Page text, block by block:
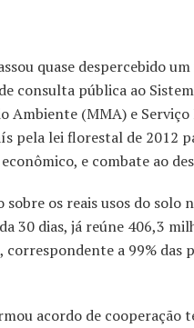
quase despercebido
consulta pública ao
Ambiente (MMA) e
pela lei florestal de 2012
e combate ao
os reais usos do solo
30 dias, já reúne 406,3
a 99% das
acordo de cooperação